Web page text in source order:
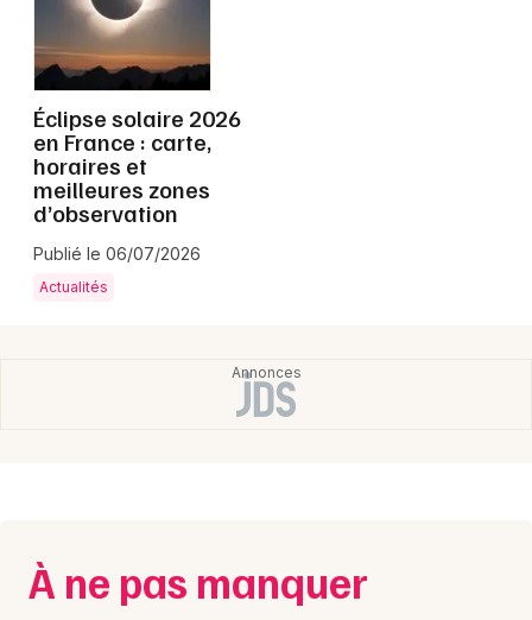
Soirées
Sorties famille
Expos
Sorties & loisirs
Manche
Artistes en tournée
Strasbourg
Toulouse
Toutes les villes
Éclipse solaire 2026
en France : carte,
horaires et
meilleures zones
d’observation
Publié le 06/07/2026
Actualités
À ne pas manquer